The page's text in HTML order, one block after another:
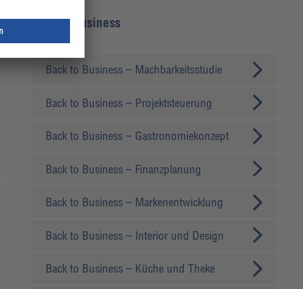
Back to Business
Back to Business – Machbarkeitsstudie
Back to Business – Projektsteuerung
Back to Business – Gastronomiekonzept
Back to Business – Finanzplanung
Back to Business – Markenentwicklung
Back to Business – Interior und Design
Back to Business – Küche und Theke